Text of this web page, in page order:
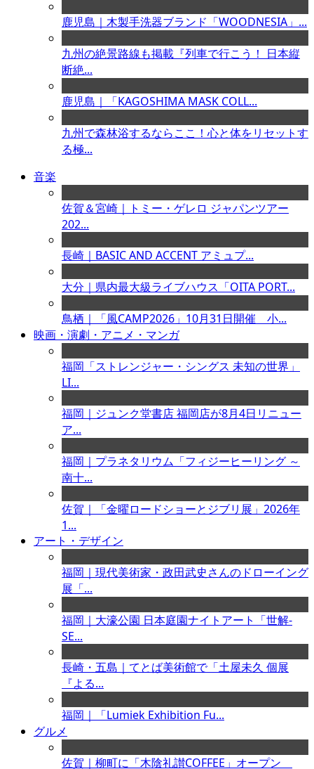
鹿児島｜木製手洗器ブランド「WOODNESIA」...
九州の絶景路線も掲載『列車で行こう！ 日本縦
断絶...
鹿児島｜「KAGOSHIMA MASK COLL...
九州で森林浴するならここ！心と体をリセットす
る極...
音楽
佐賀＆宮崎｜トミー・ゲレロ ジャパンツアー
202...
長崎｜BASIC AND ACCENT アミュプ...
大分｜県内最大級ライブハウス「OITA PORT...
鳥栖｜「風CAMP2026」10月31日開催 小...
映画・演劇・アニメ・マンガ
福岡「ストレンジャー・シングス 未知の世界」
LI...
福岡｜ジュンク堂書店 福岡店が8月4日リニュー
ア...
福岡｜プラネタリウム「フィジーヒーリング ～
南十...
佐賀｜「金曜ロードショーとジブリ展」2026年
1...
アート・デザイン
福岡｜現代美術家・政田武史さんのドローイング
展「...
福岡｜大濠公園 日本庭園ナイトアート「世解-
SE...
長崎・五島｜てとば美術館で「土屋未久 個展
『よる...
福岡｜「Lumiek Exhibition Fu...
グルメ
佐賀｜柳町に「木陰礼讃COFFEE」オープン